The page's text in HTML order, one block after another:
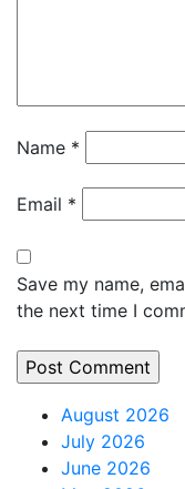
Name *
Email *
Save my name,
the next time I
August 2026
July 2026
June 2026